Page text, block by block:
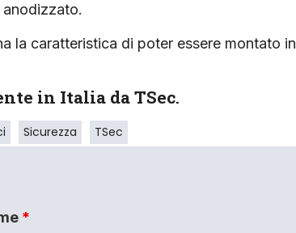
la caratteristica di poter essere montato in
in Italia da TSec.
Sicurezza TSec
*